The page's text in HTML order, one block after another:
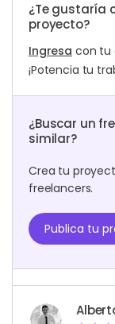
¿Te gustaría
proyecto?
Ingresa con tu
¡Potencia tu
¿Buscar un
similar?
Crea tu
freelancers.
Publica tu